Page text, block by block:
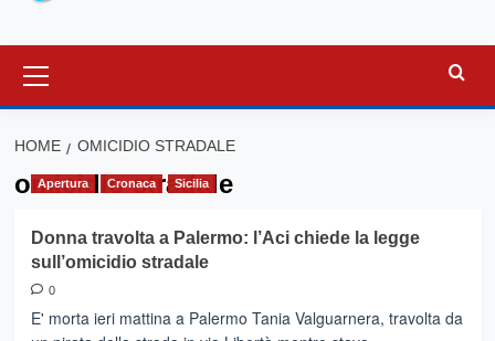
principale
HOME OMICIDIO STRADALE
omicidio stradale
Apertura Cronaca Sicilia
Donna travolta a Palermo: l’Aci chiede la legge
sull’omicidio stradale
0
E' morta ieri mattina a Palermo Tania Valguarnera, travolta da